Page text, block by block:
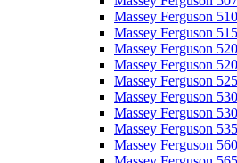
Massey Ferguson 510
Massey Ferguson 515
Massey Ferguson 520
Massey Ferguson
Massey Ferguson 525
Massey Ferguson 530
Massey Ferguson
Massey Ferguson 535
Massey Ferguson 560